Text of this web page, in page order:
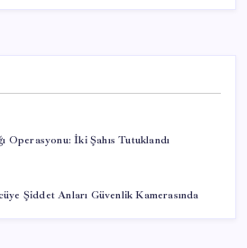
Operasyonu: İki Şahıs Tutuklandı
Şiddet Anları Güvenlik Kamerasında